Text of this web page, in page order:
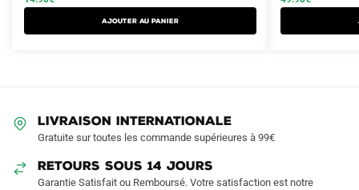
était :
est :
Ajouter au panier
était :
est :
a
la
LIVRAISON INTERNATIONALE
Gratuite sur toutes les commande supérieures à 99€
RETOURS SOUS 14 JOURS
Garantie Satisfait ou Remboursé. Votre satisfaction est notre